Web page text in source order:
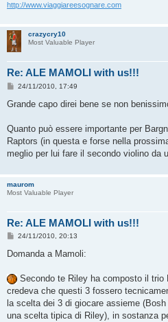
http://www.viaggiareesognare.com
crazycry10
Most Valuable Player
Re: ALE MAMOLI with us!!!
M
s
g
i
o
24/11/2010, 17:49
Grande capo direi bene se non
Quanto può essere importante per
Raptors (in questa e forse nella
meglio per lui fare il secondo violino da
maurom
Most Valuable Player
Re: ALE MAMOLI with us!!!
M
s
g
g
i
o
24/11/2010, 20:13
Domanda a Mamoli:
Secondo te Riley ha composto il trio
credeva che questi 3 fossero
la scelta dei 3 di giocare assieme
una scelta tipica di Riley), in sostanza